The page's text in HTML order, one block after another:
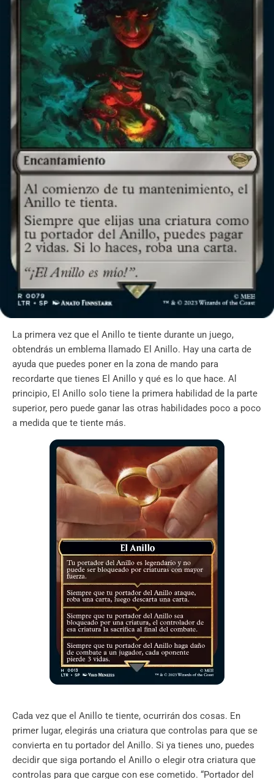
La primera vez que el Anillo te tiente durante un juego,
obtendrás un emblema llamado El Anillo. Hay una carta de
ayuda que puedes poner en la zona de mando para
recordarte que tienes El Anillo y qué es lo que hace. Al
principio, El Anillo solo tiene la primera habilidad de la parte
superior, pero puede ganar las otras habilidades poco a poco
a medida que te tiente más.
Cada vez que el Anillo te tiente, ocurrirán dos cosas. En
primer lugar, elegirás una criatura que controlas para que se
convierta en tu portador del Anillo. Si ya tienes uno, puedes
decidir que siga portando el Anillo o elegir otra criatura que
controlas para que cargue con ese cometido. “Portador del